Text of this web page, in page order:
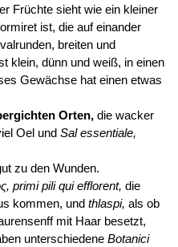
Früchte sieht wie ein kleiner
ist, die auf einander
breiten und
klein, dünn und weiß, in einen
Gewächse hat einen etwas
Orten,die wacker
Oel und Sal essentiale,
zu den Wunden.
primi pili qui efflorent, die
kommen, und thlaspi, als ob
mit Haar besetzt,
unterschiedene Botanici